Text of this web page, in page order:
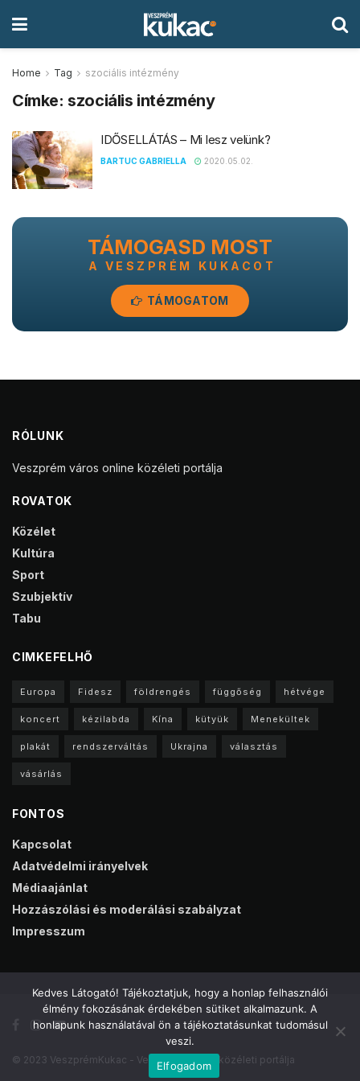
Home Tag szociális intézmény
Címke: szociális intézmény
IDŐSELLÁTÁS – Mi lesz velünk?
BARTUC GABRIELLA 2020.05.02.
TÁMOGASD MOST
A VESZPRÉM KUKACOT
TÁMOGATOM
RÓLUNK
Veszprém város online közéleti portálja
ROVATOK
Közélet
Kultúra
Sport
Szubjektív
Tabu
CIMKEFELHŐ
Europa Fidesz földrengés függőség hétvége
koncert kézilabda Kína kütyük Menekültek
plakát rendszerváltás Ukrajna választás
vásárlás
FONTOS
Kapcsolat
Adatvédelmi irányelvek
Médiaajánlat
Hozzászólási és moderálási szabályzat
Impresszum
© 2023 VeszprémKukac - Veszprém online közéleti portálja
Kedves Látogató! Tájékoztatjuk, hogy a honlap felhasználói
élmény fokozásának érdekében sütiket alkalmazunk. A
honlapunk használatával ön a tájékoztatásunkat tudomásul
veszi.
Elfogadom